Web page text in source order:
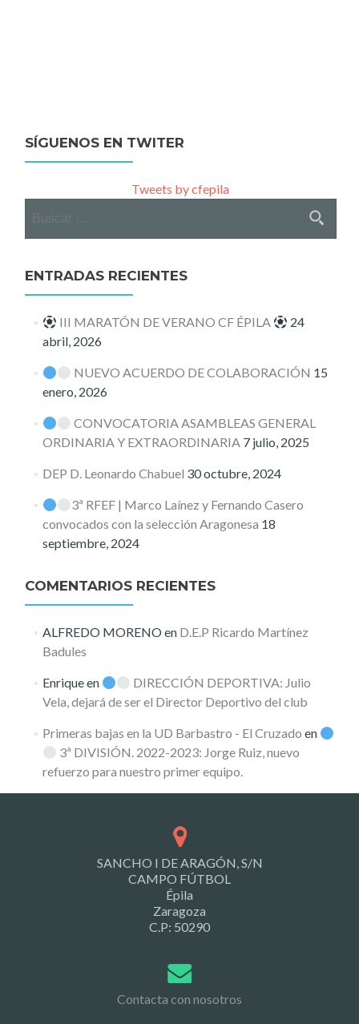
SÍGUENOS EN TWITER
Tweets by cfepila
ENTRADAS RECIENTES
III MARATÓN DE VERANO CF ÉPILA
24
abril, 2026
NUEVO ACUERDO DE COLABORACIÓN 15
enero, 2026
CONVOCATORIA ASAMBLEAS GENERAL
ORDINARIA Y EXTRAORDINARIA 7 julio, 2025
DEP D. Leonardo Chabuel 30 octubre, 2024
3ª RFEF | Marco Laínez y Fernando Casero
convocados con la selección Aragonesa 18
septiembre, 2024
COMENTARIOS RECIENTES
ALFREDO MORENOen D.E.P Ricardo Martínez
Badules
Enriqueen
DIRECCIÓN DEPORTIVA: Julio
Vela, dejará de ser el Director Deportivo del club
Primeras bajas en la UD Barbastro - El Cruzado en
3ª DIVISIÓN. 2022-2023: Jorge Ruiz, nuevo
refuerzo para nuestro primer equipo.
SANCHO I DE ARAGÓN, S/N
CAMPO FÚTBOL
Épila
Zaragoza
C.P: 50290
Contacta con nosotros